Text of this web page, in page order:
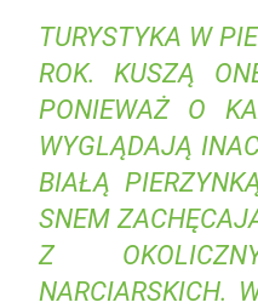
TURYSTYKA W
ROK. KUSZĄ
PONIEWAŻ O
WYGLĄDAJĄ
BIAŁĄ
SNEM
Z
NARCIARSKICH.